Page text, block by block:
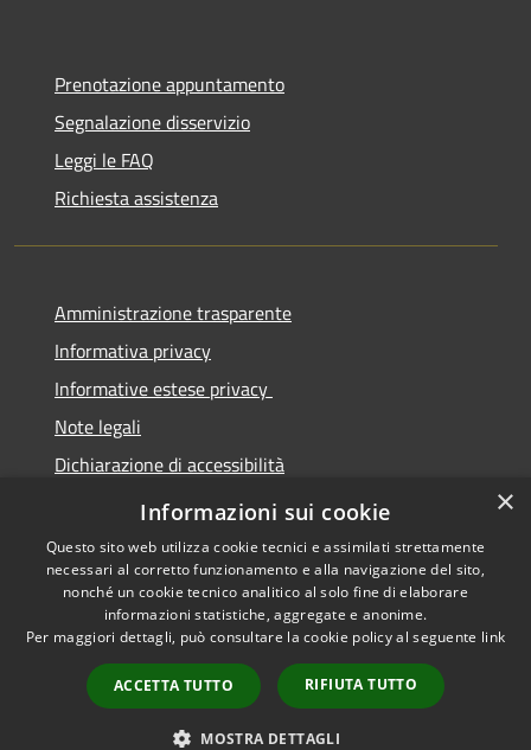
Prenotazione appuntamento
Segnalazione disservizio
Leggi le FAQ
Richiesta assistenza
Amministrazione trasparente
Informativa privacy
Informative estese privacy
Note legali
Dichiarazione di accessibilità
Obbiettivi di Accessibilità
Accessibilità
Copyright © 2026 • Comune di
Torre De' Passeri • Powered by
Municipium•
Accesso
redazione
×
Informazioni sui cookie
Questo sito web utilizza cookie tecnici e assimilati strettamente
necessari al corretto funzionamento e alla navigazione del sito,
nonché un cookie tecnico analitico al solo fine di elaborare
informazioni statistiche, aggregate e anonime.
Per maggiori dettagli, può consultare la cookie policy al seguente link
ACCETTA TUTTO RIFIUTA TUTTO
MOSTRA DETTAGLI